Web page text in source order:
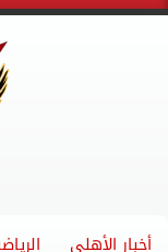
أخبار الأهلي